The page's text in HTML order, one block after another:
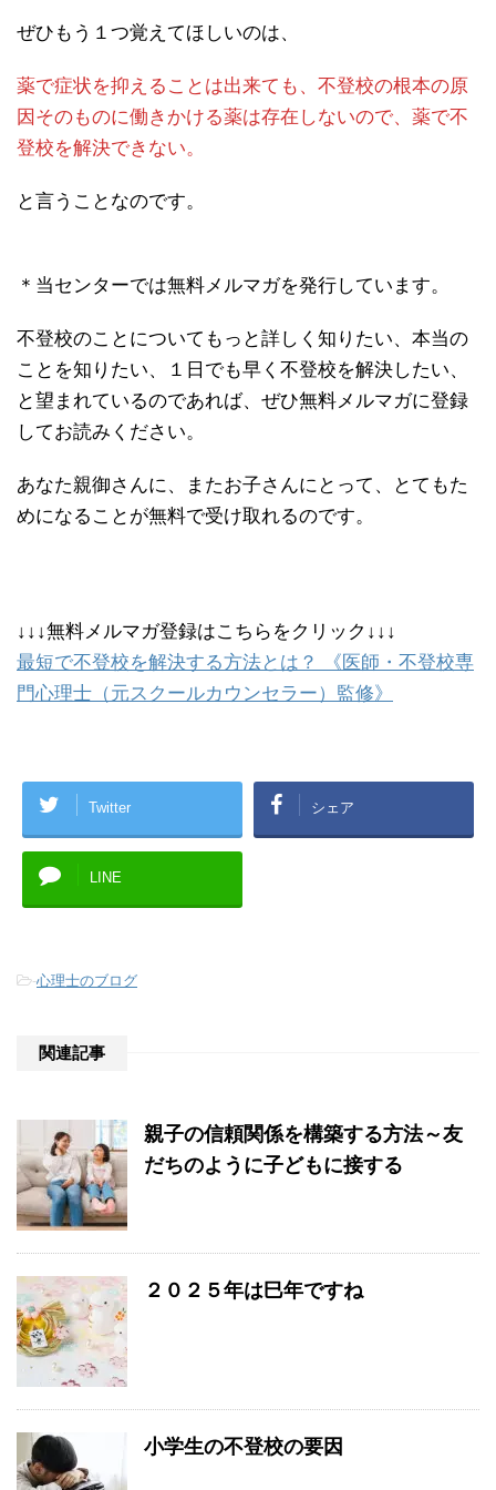
ぜひもう１つ覚えてほしいのは、
薬で症状を抑えることは出来ても、不登校の根本の原
因そのものに働きかける薬は存在しないので、薬で不
登校を解決できない。
と言うことなのです。
＊当センターでは無料メルマガを発行しています。
不登校のことについてもっと詳しく知りたい、本当の
ことを知りたい、１日でも早く不登校を解決したい、
と望まれているのであれば、ぜひ無料メルマガに登録
してお読みください。
あなた親御さんに、またお子さんにとって、とてもた
めになることが無料で受け取れるのです。
↓↓↓無料メルマガ登録はこちらをクリック↓↓↓
最短で不登校を解決する方法とは？ 《医師・不登校専
門心理士（元スクールカウンセラー）監修》
Twitter シェア
LINE
-心理士のブログ
関連記事
親子の信頼関係を構築する方法～友
だちのように子どもに接する
２０２５年は巳年ですね
小学生の不登校の要因